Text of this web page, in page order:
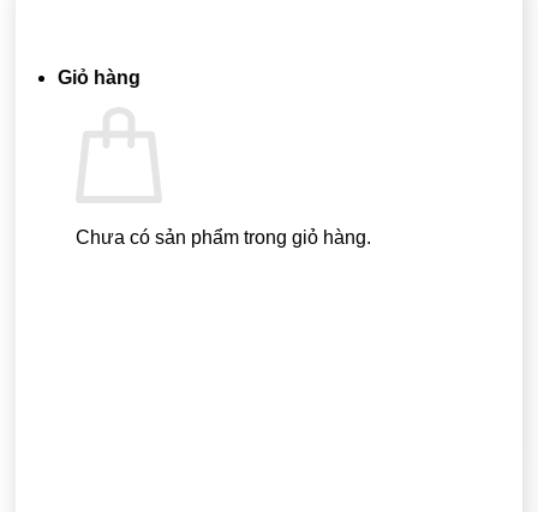
Giỏ hàng
Chưa có sản phẩm trong giỏ hàng.